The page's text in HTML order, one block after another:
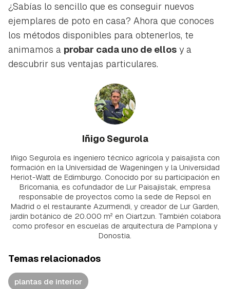
¿Sabías lo sencillo que es conseguir nuevos
ejemplares de poto en casa? Ahora que conoces
los métodos disponibles para obtenerlos, te
animamos a probar cada uno de ellos y a
descubrir sus ventajas particulares.
Iñigo Segurola
Iñigo Segurola es ingeniero técnico agrícola y paisajista con
formación en la Universidad de Wageningen y la Universidad
Heriot-Watt de Edimburgo. Conocido por su participación en
Bricomania, es cofundador de Lur Paisajistak, empresa
responsable de proyectos como la sede de Repsol en
Madrid o el restaurante Azurmendi, y creador de Lur Garden,
jardín botánico de 20.000 m² en Oiartzun. También colabora
como profesor en escuelas de arquitectura de Pamplona y
Donostia.
Temas relacionados
plantas de interior